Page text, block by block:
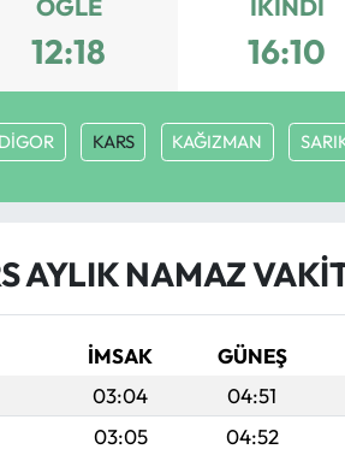
ÖĞLE
12:18
İKINDI
16:10
DİGOR KARS KAĞIZMAN
AYLIK NAMAZ
İMSAK GÜNEŞ
03:04 04:51
03:05 04:52